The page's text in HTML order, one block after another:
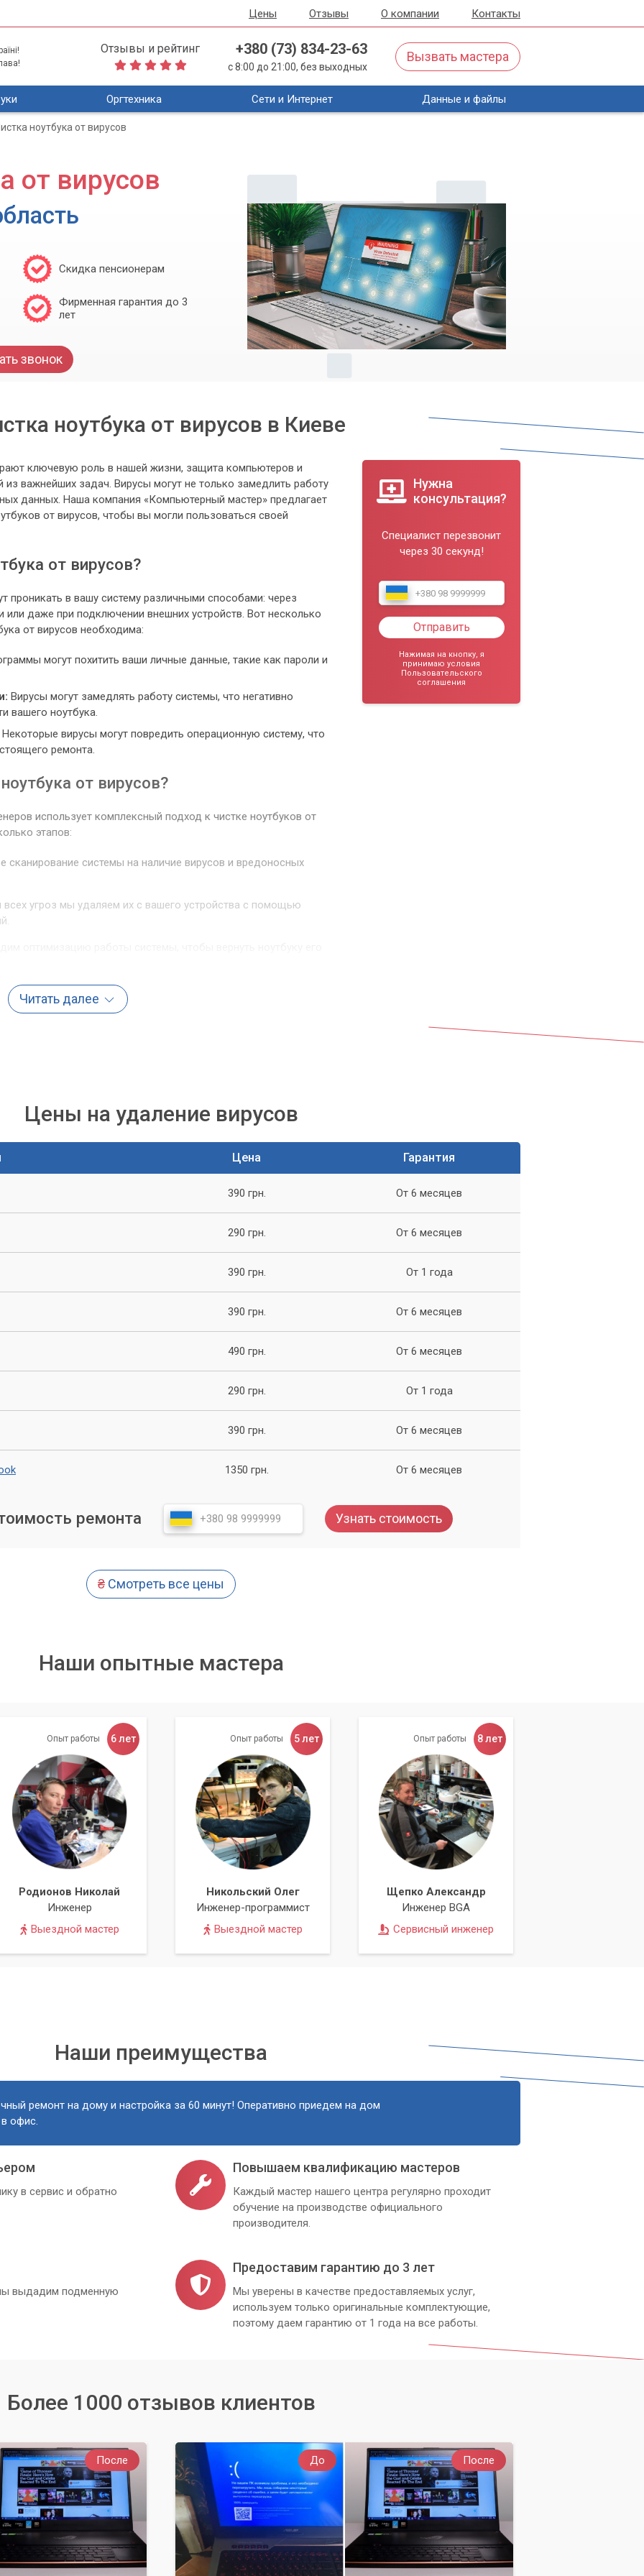
Цены Отзывы О компании Контакты
Отзывы и рейтинг +380 (73) 834-23-63
с 8:00 до 21:00, без выходных
Вызвать мастера
Оргтехника Сети и Интернет Данные и файлы
ноутбука от вирусов
от вирусов
Скидка пенсионерам
Фирменная гарантия до 3
лет
звонок
ноутбука от вирусов в Киеве
ключевую роль в нашей жизни, защита компьютеров и
из важнейших задач. Вирусы могут не только замедлить работу
данных. Наша компания «Компьютерный мастер» предлагает
от вирусов, чтобы вы могли пользоваться своей
от вирусов?
проникать в вашу систему различными способами: через
даже при подключении внешних устройств. Вот несколько
от вирусов необходима:
могут похитить ваши личные данные, такие как пароли и
Вирусы могут замедлять работу системы, что негативно
вашего ноутбука.
Некоторые вирусы могут повредить операционную систему, что
ремонта.
от вирусов?
использует комплексный подход к чистке ноутбуков от
этапов:
системы на наличие вирусов и вредоносных
всех угроз мы удаляем их с вашего устройства с помощью
установить надежное антивирусное программное
атак.
особенности каждого устройства и предлагаем
наших услуг и предоставляем гарантию на выполненные
чистки ноутбука от вирусов. Мы поможем вам вернуть
и обеспечим ее надежную работу на долгие годы.
Читать далее
Нужна
консультация?
Специалист перезвонит
через 30 секунд!
Отправить
Нажимая на кнопку, я
принимаю условия
Пользовательского
соглашения
Цены на удаление вирусов
Цена Гарантия
390 грн. От 6 месяцев
290 грн. От 6 месяцев
390 грн. От 1 года
390 грн. От 6 месяцев
490 грн. От 6 месяцев
290 грн. От 1 года
390 грн. От 6 месяцев
1350 грн. От 6 месяцев
ремонта Узнать стоимость
₴ Смотреть все цены
Наши опытные мастера
Опыт работы 6 лет
Родионов Николай
Инженер
Выездной мастер
Опыт работы 5 лет
Никольский Олег
Инженер-программист
Выездной мастер
Опыт работы 8 лет
Щепко Александр
Инженер BGA
Сервисный инженер
Наши преимущества
ремонт на дому и настройка за 60 минут! Оперативно приедем на дом
офис.
в сервис и обратно
Повышаем квалификацию мастеров
Каждый мастер нашего центра регулярно проходит
обучение на производстве официального
производителя.
выдадим подменную
Предоставим гарантию до 3 лет
Мы уверены в качестве предоставляемых услуг,
используем только оригинальные комплектующие,
поэтому даем гарантию от 1 года на все работы.
Более 1000 отзывов клиентов
После До После